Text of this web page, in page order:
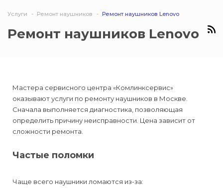
Услуги Ремонт наушников Ремонт наушников Lenovo
Ремонт наушников Lenovo
Мастера сервисного центра «Комлинксервис»
оказывают услуги по ремонту наушников в Москве.
Сначала выполняется диагностика, позволяющая
определить причину неисправности. Цена зависит от
сложности ремонта.
Частые поломки
Чаще всего наушники ломаются из-за: